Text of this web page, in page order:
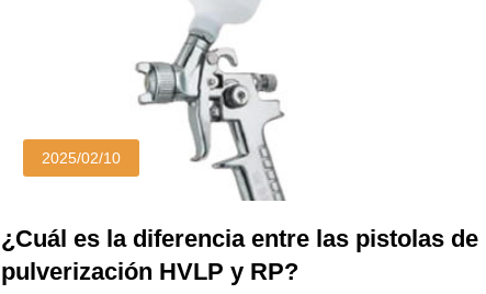
2025/02/10
¿Cuál es la diferencia entre las pistolas de
pulverización HVLP y RP?